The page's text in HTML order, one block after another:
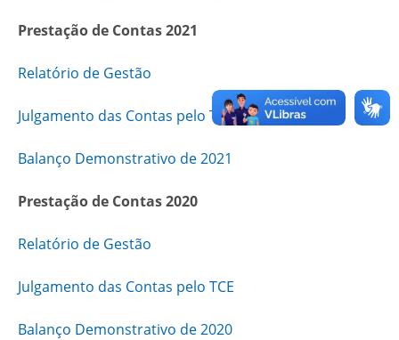
Prestação de Contas 2021
Relatório de Gestão
Julgamento das Contas pelo TCE
Balanço Demonstrativo de 2021
Prestação de Contas 2020
Relatório de Gestão
Julgamento das Contas pelo TCE
Balanço Demonstrativo de 2020